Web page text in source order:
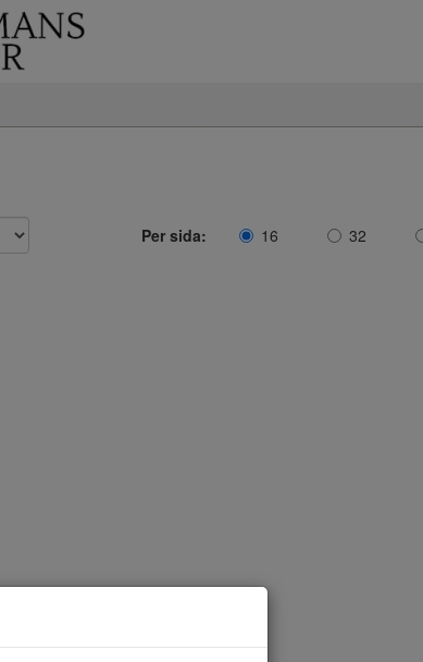
Per sida: 16 32